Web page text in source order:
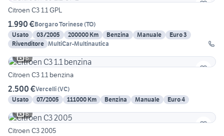
Citroen C3 1.1 GPL
1.990 €Borgaro Torinese(TO)
Usato
03/2005 200000 Km Benzina Manuale
Euro 3
Rivenditore MultiCar-Multinautica
6
Citroen C3 1.1 benzina
2.500 €Vercelli(VC)
Usato
07/2005 111000 Km Benzina Manuale
Euro 4
6
Citroen C3 2005